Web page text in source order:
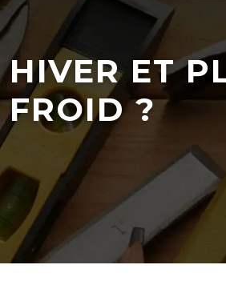
HIVER ET
FROID ?